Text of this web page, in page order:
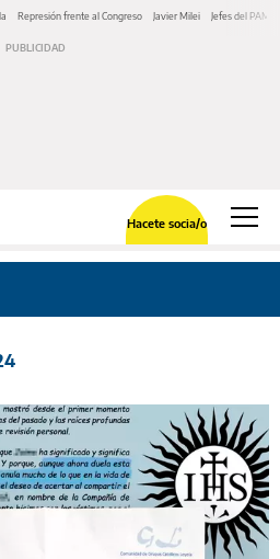
Represión frente al Congreso Javier Milei Jefes del PAMI
Hacete socia/o